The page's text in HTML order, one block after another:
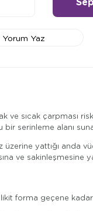
Yorum Yaz
ve sıcak çarpması
serinleme alanı
yattığı anda
ve sakinleşmesine
likit forma geçene